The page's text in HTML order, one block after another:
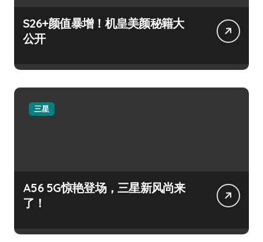
S26+颜值暴增！机皇美颜秘籍大
公开
三星
A56 5G惊艳登场，三星新风尚来
了！